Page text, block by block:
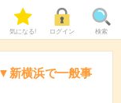
気になる! ログイン 検索
新横浜で一般事